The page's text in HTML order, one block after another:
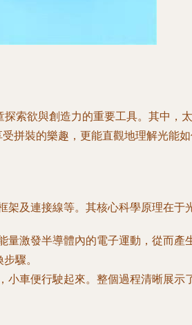
索欲與創造力的重要工具。其中，
拼裝的樂趣，更能直觀地理解光能
及連接線等。其核心科學原理在于
激發半導體內的電子運動，從而產
驟。
小車便行駛起來。整個過程清晰展示